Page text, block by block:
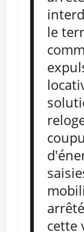
le
cette